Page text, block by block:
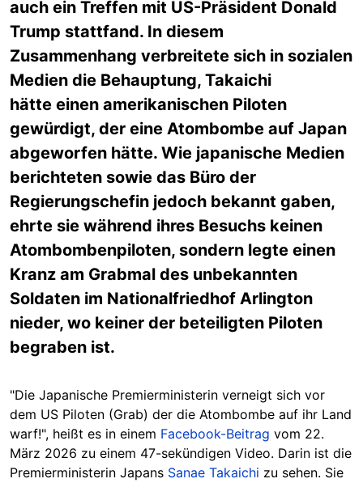
auch ein Treffen mit US-Präsident Donald
Trump stattfand. In diesem
Zusammenhang verbreitete sich in sozialen
Medien die Behauptung, Takaichi
hätte einen amerikanischen Piloten
gewürdigt, der eine Atombombe auf Japan
abgeworfen hätte. Wie japanische Medien
berichteten sowie das Büro der
Regierungschefin jedoch bekannt gaben,
ehrte sie während ihres Besuchs keinen
Atombombenpiloten, sondern legte einen
Kranz am Grabmal des unbekannten
Soldaten im Nationalfriedhof Arlington
nieder, wo keiner der beteiligten Piloten
begraben ist.
"Die Japanische Premierministerin verneigt sich vor
dem US Piloten (Grab) der die Atombombe auf ihr Land
warf!", heißt es in einem Facebook-Beitrag vom 22.
März 2026 zu einem 47-sekündigen Video. Darin ist die
Premierministerin Japans Sanae Takaichi zu sehen. Sie